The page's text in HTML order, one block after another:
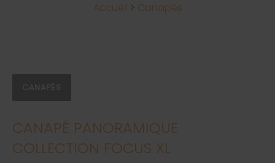
Accueil > Canapés
CANAPÉS
CANAPÉ PANORAMIQUE
COLLECTION FOCUS XL